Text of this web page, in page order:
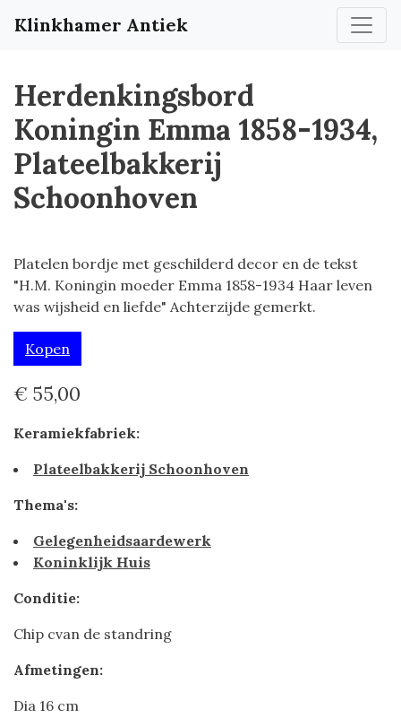
Klinkhamer Antiek
Herdenkingsbord
Koningin Emma 1858-1934,
Plateelbakkerij
Schoonhoven
Platelen bordje met geschilderd decor en de tekst
"H.M. Koningin moeder Emma 1858-1934 Haar leven
was wijsheid en liefde" Achterzijde gemerkt.
Kopen
€ 55,00
Keramiekfabriek:
Plateelbakkerij Schoonhoven
Thema's:
Gelegenheidsaardewerk
Koninklijk Huis
Conditie:
Chip cvan de standring
Afmetingen:
Dia 16 cm